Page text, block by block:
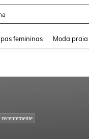
femininas Moda praia